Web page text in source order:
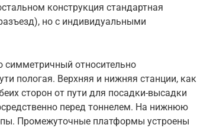
конструкция стандартная
но с индивидуальными
относительно
пологая. Верхняя и нижняя станции, как
сторон от пути для посадки-высадки
перед тоннелем. На нижнюю
Промежуточные платформы устроены